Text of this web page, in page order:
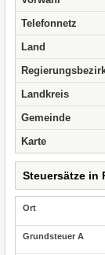
Telefonnetz
Land
Landkreis
Gemeinde
Karte
Steuersätze in